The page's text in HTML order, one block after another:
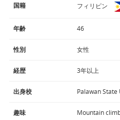
国籍 フィリピン
年齢 46
性別 女性
経歴 3年以上
出身校 Palawan
趣味 Mountain